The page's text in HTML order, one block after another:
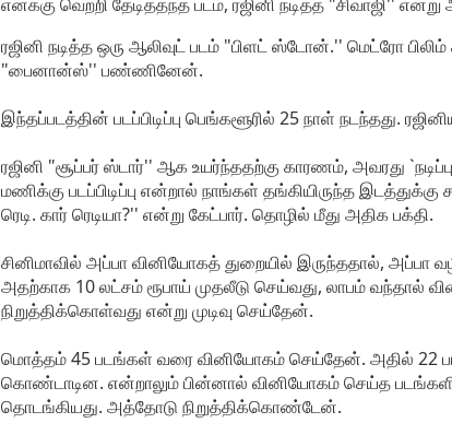
ரஜினி நடித்த ஒரு ஆலிவுட் படம் "பிளட் ஸ்டோன்.'' மெட்ரோ
"பைனான்ஸ்'' பண்ணினேன்.
இந்தப்படத்தின் படப்பிடிப்பு பெங்களூரில் 25 நாள் நடந்தது.
ரஜினி "சூப்பர் ஸ்டார்'' ஆக உயர்ந்ததற்கு காரணம், அவரது
மணிக்கு படப்பிடிப்பு என்றால் நாங்கள் தங்கியிருந்த
ரெடி. கார் ரெடியா?'' என்று கேட்பார். தொழில் மீது அதிக பக்தி.
சினிமாவில் அப்பா வினியோகத் துறையில் இருந்ததால், அப்பா
அதற்காக 10 லட்சம் ரூபாய் முதலீடு செய்வது, லாபம்
நிறுத்திக்கொள்வது என்று முடிவு செய்தேன்.
மொத்தம் 45 படங்கள் வரை வினியோகம் செய்தேன். அதில் 22
கொண்டாடின. என்றாலும் பின்னால் வினியோகம் செய்த
தொடங்கியது. அத்தோடு நிறுத்திக்கொண்டேன்.